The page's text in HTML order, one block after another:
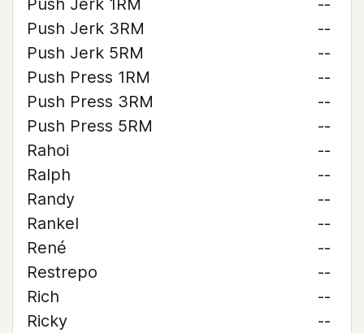
Push Jerk 1RM
--
Push Jerk 3RM
--
Push Jerk 5RM
--
Push Press 1RM
--
Push Press 3RM
--
Push Press 5RM
--
Rahoi
--
Ralph
--
Randy
--
Rankel
--
René
--
Restrepo
--
Rich
--
Ricky
--